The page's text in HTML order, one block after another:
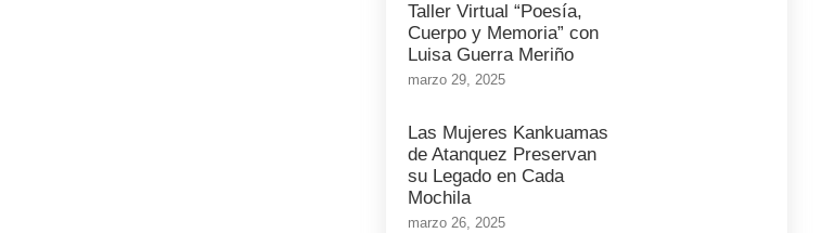
Taller Virtual “Poesía,
Cuerpo y Memoria” con
Luisa Guerra Meriño
marzo 29, 2025
Las Mujeres Kankuamas
de Atanquez Preservan
su Legado en Cada
Mochila
marzo 26, 2025